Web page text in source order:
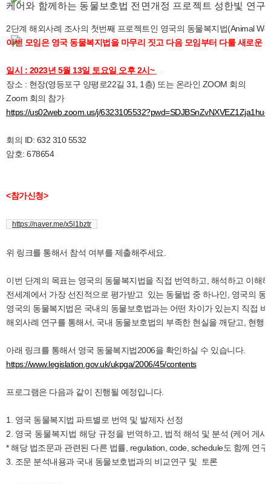
케어와 함께하는 동물보호법 전면개정 프로젝트 성한빛 연구
2단계 해외사례 조사의 첫번째 프로젝트인 영국의 동물복지법(Animal
이번 모임은 영국 동물복지법을마무리 짓고 다음 모임부터 다룰 새로운
일시 : 2023년 5월 13일 토요일 오후 2시~
장소 : 현장(영등포구 양평로22길 31, 1층) 또는 온라인 ZOOM 회의
Zoom 회의 참가
https://us02web.zoom.us/j/
회의 ID: 632 310 5532
암호: 678654
<참가신청>
https://naver.me/x5l1bztr
위 링크를 통해서 참석 여부를 제출해주세요.
이번 단계의 목표는 영국의 동물복지법을 직접 번역하고, 해석하고 이해
전세계에서 가장 선진적으로 평가받고 있는 동물법 중 하나인, 영국의 동
영국의 동물복지법은 국내의 동물보호법과는 어떤 차이가 있는지 직접
해외사례 연구를 통해서, 국내 동물보호법의 부족한 현실을 깨닫고, 현
아래 링크를 통해서 영국 동물복지법2006을 확인하실 수 있습니다.
https://www.legislation.gov.uk/ukpga/2006/45/contents
프로그램은 다음과 같이 진행될 예정입니다.
1. 영국 동물복지법 파트별로 번역 및 발제자 선정
2. 영국 동물복지법 해당 규정을 번역하고,
법적 해석 및 분석 (케어 게
* 해당 법조문과 관련된 다른 법률, regulation, code, schedule도 함께 연
3. 조문 분석내용과 국내 동물보호법과의 비교연구 및 토론